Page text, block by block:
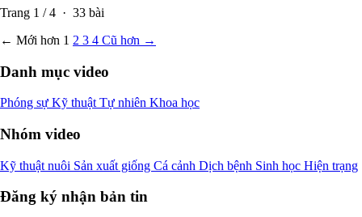
Trang 1 /4 · 33 bài
← Mới hơn 1 2 3 4 Cũ hơn →
Danh mục video
Phóng sự Kỹ thuật Tự nhiên Khoa học
Nhóm video
Kỹ thuật nuôi Sản xuất giống Cá cảnh Dịch bệnh Sinh học Hiện trạng
Đăng ký nhận bản tin